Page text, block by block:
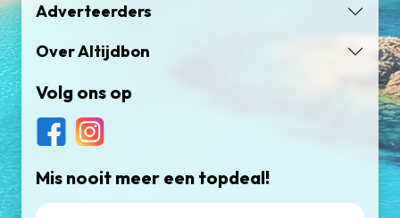
Adverteerders
Over Altijdbon
Volg ons op
Mis nooit meer een topdeal!